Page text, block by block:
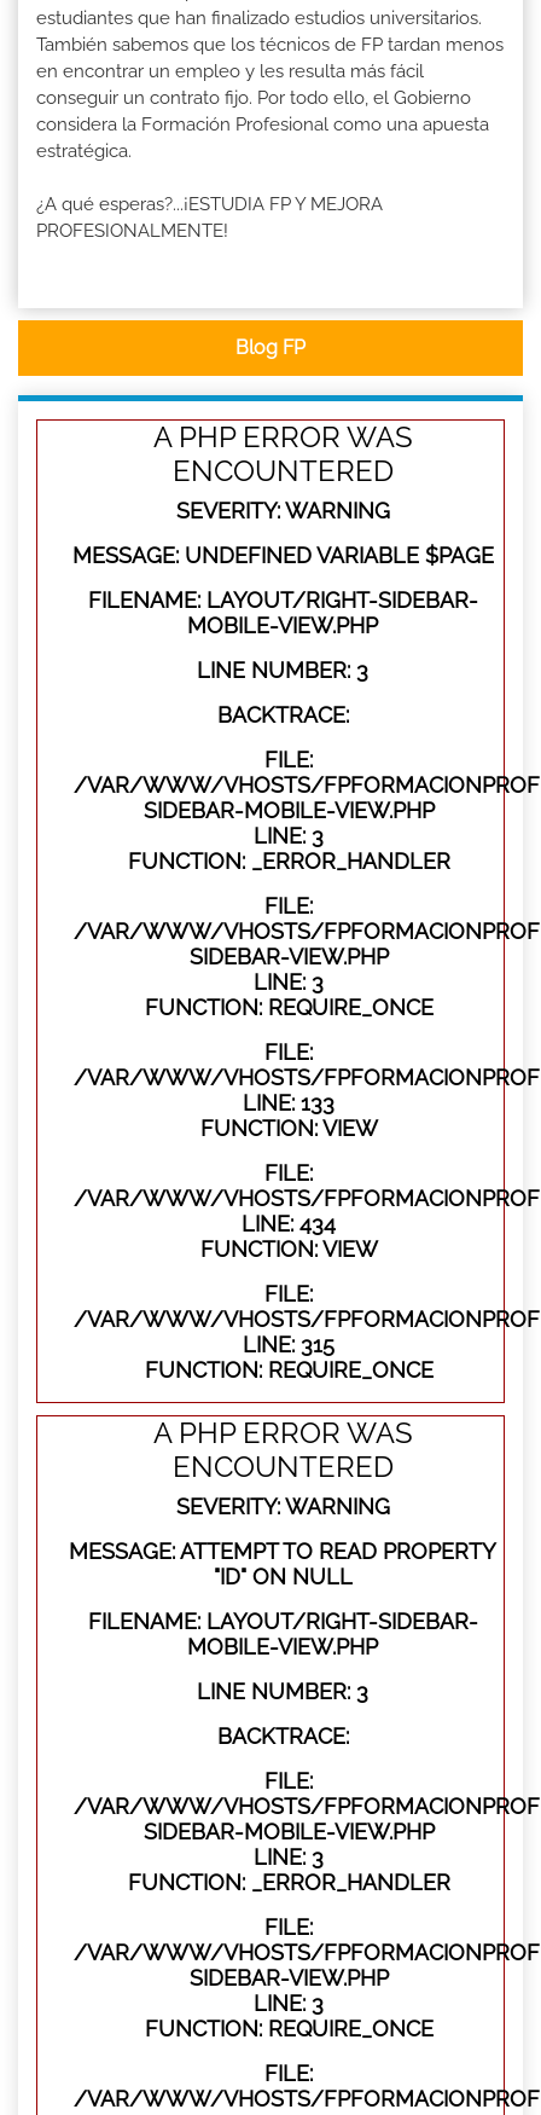
estudiantes que han finalizado estudios universitarios.
También sabemos que los técnicos de FP tardan menos
en encontrar un empleo y les resulta más fácil
conseguir un contrato fijo. Por todo ello, el Gobierno
considera la Formación Profesional como una apuesta
estratégica.
¿A qué esperas?...¡ESTUDIA FP Y MEJORA
PROFESIONALMENTE!
Blog FP
A PHP ERROR WAS
ENCOUNTERED
SEVERITY: WARNING
MESSAGE: UNDEFINED VARIABLE $PAGE
FILENAME: LAYOUT/RIGHT-SIDEBAR-
MOBILE-VIEW.PHP
LINE NUMBER: 3
BACKTRACE:
FILE:
/VAR/WWW/VHOSTS/
SIDEBAR-MOBILE-VIEW.PHP
LINE: 3
FUNCTION: _ERROR_HANDLER
FILE:
/VAR/WWW/VHOSTS/
SIDEBAR-VIEW.PHP
LINE: 3
FUNCTION: REQUIRE_ONCE
FILE:
/VAR/WWW/VHOSTS/
LINE: 133
FUNCTION: VIEW
FILE:
/VAR/WWW/VHOSTS/
LINE: 434
FUNCTION: VIEW
FILE:
/VAR/WWW/VHOSTS/
LINE: 315
FUNCTION: REQUIRE_ONCE
A PHP ERROR WAS
ENCOUNTERED
SEVERITY: WARNING
MESSAGE: ATTEMPT TO READ PROPERTY
"ID" ON NULL
FILENAME: LAYOUT/RIGHT-SIDEBAR-
MOBILE-VIEW.PHP
LINE NUMBER: 3
BACKTRACE:
FILE:
/VAR/WWW/VHOSTS/
SIDEBAR-MOBILE-VIEW.PHP
LINE: 3
FUNCTION: _ERROR_HANDLER
FILE:
/VAR/WWW/VHOSTS/
SIDEBAR-VIEW.PHP
LINE: 3
FUNCTION: REQUIRE_ONCE
FILE:
/VAR/WWW/VHOSTS/